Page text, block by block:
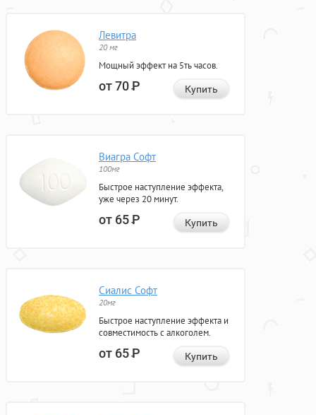
Левитра
20 мг
Мощный эффект на 5ть часов.
от 70Р Купить
Виагра Софт
100мг
Быстрое наступление эффекта,
уже через 20 минут.
от 65Р Купить
Сиалис Софт
20мг
Быстрое наступление эффекта и
совместимость с алкоголем.
от 65Р Купить